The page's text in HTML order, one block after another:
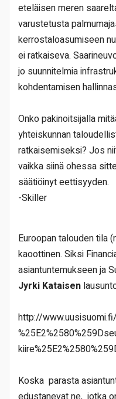
eteläisen meren
varustetusta
kerrostaloasumiseen
ei ratkaiseva.
jo suunnitelmia
kohdentamisen
Onko pakinoitsijalla
yhteiskunnan
ratkaisemiseksi? Jos
vaikka siinä ohessa
säätiöinyt eettisyyden.
-Skiller
Euroopan talouden tila
kaoottinen. Siksi
asiantuntemukseen ja
Jyrki Kataisen
http://
Koska parasta